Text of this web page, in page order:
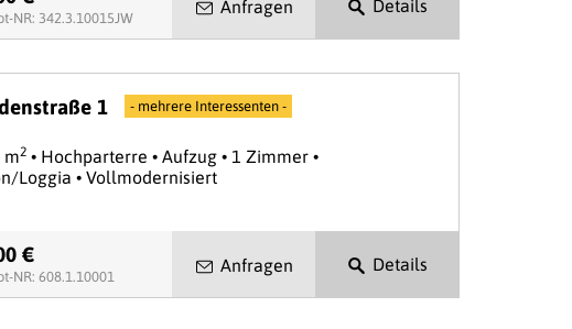
NR: 342.3.10015JW
Anfragen Details
1 - mehrere Interessenten -
m2• Hochparterre • Aufzug • 1 Zimmer •
Loggia • Vollmodernisiert
€
NR: 608.1.10001
Anfragen Details